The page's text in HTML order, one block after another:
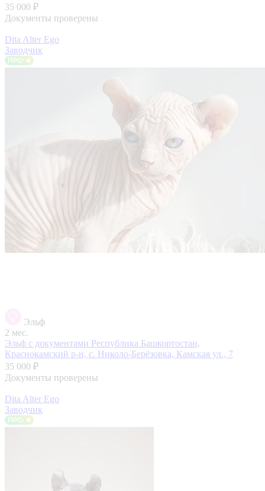
35 000 ₽
Документы проверены
Dita Alter Ego
Заводчик
Эльф
2 мес.
Эльф с документами Республика Башкортостан,
Краснокамский р-н, с. Николо-Берёзовка, Камская ул., 7
35 000 ₽
Документы проверены
Dita Alter Ego
Заводчик